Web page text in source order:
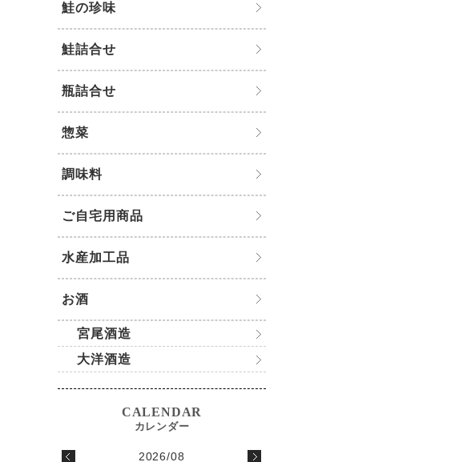
鮭の珍味
鮭詰合せ
瓶詰合せ
惣菜
調味料
ご自宅用商品
水産加工品
お酒
宮尾酒造
大洋酒造
2026/08